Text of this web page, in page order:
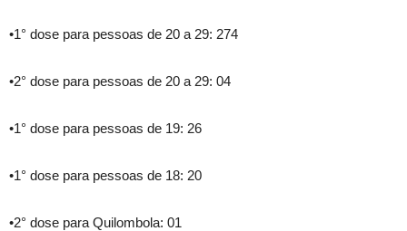
•1° dose para pessoas de 20 a 29: 274
•2° dose para pessoas de 20 a 29: 04
•1° dose para pessoas de 19: 26
•1° dose para pessoas de 18: 20
•2° dose para Quilombola: 01